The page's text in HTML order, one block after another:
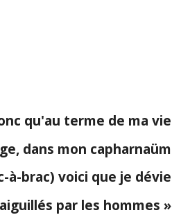
qu'au terme de ma vie
dans mon capharnaüm
à-brac) voici que je dévie
par les hommes »